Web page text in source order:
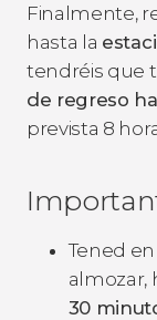
Finalmente,
hasta la
tendréis que
de regreso
prevista 8
Tened
almozar,
30